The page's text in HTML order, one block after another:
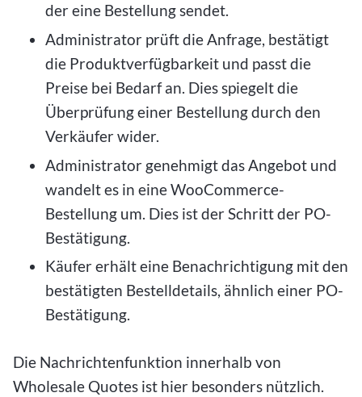
der eine Bestellung sendet.
Administrator prüft die Anfrage, bestätigt
die Produktverfügbarkeit und passt die
Preise bei Bedarf an. Dies spiegelt die
Überprüfung einer Bestellung durch den
Verkäufer wider.
Administrator genehmigt das Angebot und
wandelt es in eine WooCommerce-
Bestellung um. Dies ist der Schritt der PO-
Bestätigung.
Käufer erhält eine Benachrichtigung mit den
bestätigten Bestelldetails, ähnlich einer PO-
Bestätigung.
Die Nachrichtenfunktion innerhalb von
Wholesale Quotes ist hier besonders nützlich.